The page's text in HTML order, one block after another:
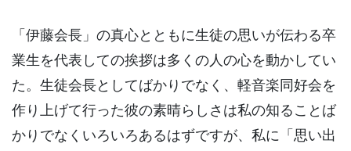
「伊藤会長」の真心とともに生徒の思いが伝わる卒
業生を代表しての挨拶は多くの人の心を動かしてい
た。生徒会長としてばかりでなく、軽音楽同好会を
作り上げて行った彼の素晴らしさは私の知ることば
かりでなくいろいろあるはずですが、私に「思い出